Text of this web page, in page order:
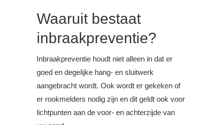
Waaruit bestaat
inbraakpreventie?
Inbraakpreventie houdt niet alleen in dat er
goed en degelijke hang- en sluitwerk
aangebracht wordt. Ook wordt er gekeken of
er rookmelders nodig zijn en dit geldt ook voor
lichtpunten aan de voor- en achterzijde van